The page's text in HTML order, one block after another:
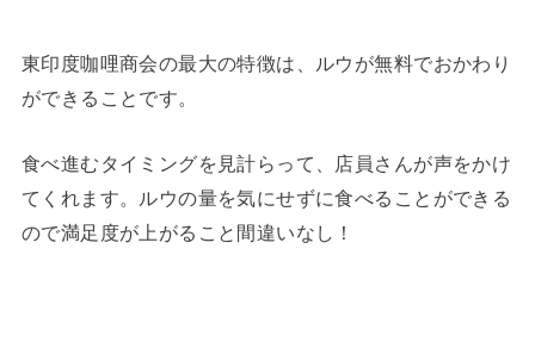
東印度咖哩商会の最大の特徴は、ルウが無料でおかわり
ができることです。
食べ進むタイミングを見計らって、店員さんが声をかけ
てくれます。ルウの量を気にせずに食べることができる
ので満足度が上がること間違いなし！